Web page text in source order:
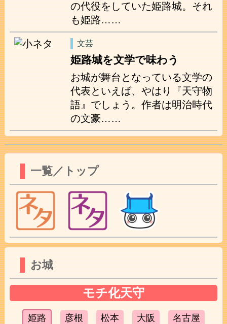
の代役をしていた姫路城。それ
も姫路……
文芸
姫路城を文学で味わう
お城が舞台となっている文学の
代表といえば、やはり『天守物
語』でしょう。作者は明治時代
の文豪……
一覧／トップ
お城
モチ化天守
姫路 彦根 松本 大阪 名古屋